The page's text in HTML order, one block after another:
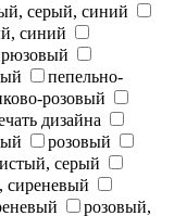
серый, синий
синий
пепельно-
розовый
дизайна
розовый
серый
сиреневый
розовый,